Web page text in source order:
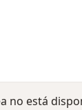
no está